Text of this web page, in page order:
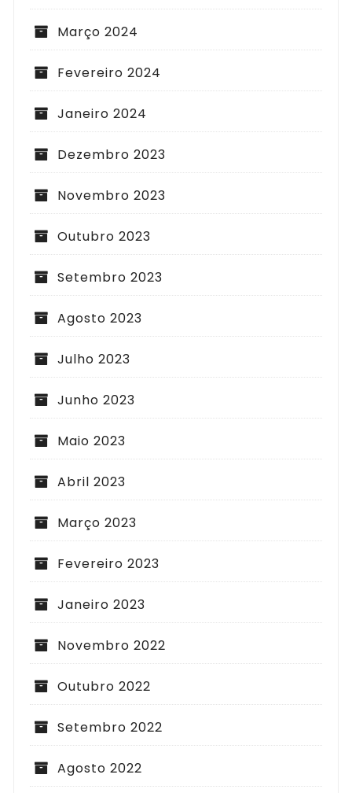
Março 2024
Fevereiro 2024
Janeiro 2024
Dezembro 2023
Novembro 2023
Outubro 2023
Setembro 2023
Agosto 2023
Julho 2023
Junho 2023
Maio 2023
Abril 2023
Março 2023
Fevereiro 2023
Janeiro 2023
Novembro 2022
Outubro 2022
Setembro 2022
Agosto 2022